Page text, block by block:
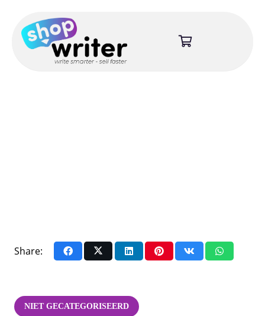
Share:
NIET GECATEGORISEERD